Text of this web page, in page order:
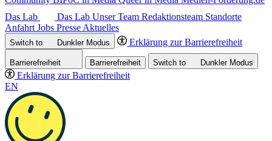
Das Lab
Das Lab Unser Team Redaktionsteam Standorte
Anfahrt Jobs Presse Aktuelles
Switch to DunklerModus Erklärung zur Barrierefreiheit
Barrierefreiheit Barrierefreiheit Switch to DunklerModus
Erklärung zur Barrierefreiheit
EN